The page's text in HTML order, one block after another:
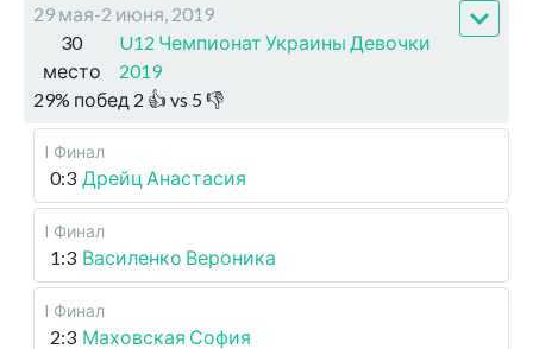
29 мая-2 июня, 2019
30
место
U12 Чемпионат Украины Девочки
2019
29% побед 2 👍 vs 5 👎
I Финал
0:3 Дрейц Анастасия
I Финал
1:3 Василенко Вероника
I Финал
2:3 Маховская София